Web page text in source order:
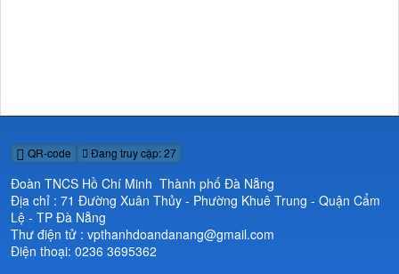
QR-code Đang truy cập: 27
Đoàn TNCS Hồ Chí Minh Thành phố Đà Nẵng
Địa chỉ : 71 Đường Xuân Thủy - Phường Khuê Trung - Quận Cẩm
Lệ - TP Đà Nẵng
Thư điện tử : vpthanhdoandanang@gmail.com
Điện thoại: 0236 3695362